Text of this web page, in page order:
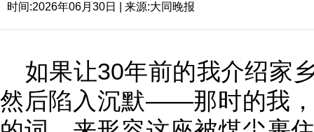
时间:2026年06月30日 | 来源:大同晚报
如果让30年前的我介绍家
然后陷入沉默——那时的我